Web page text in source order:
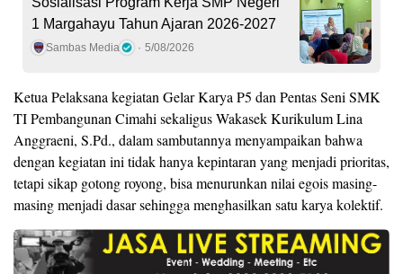
1 Margahayu Tahun Ajaran 2026-2027
Sambas Media 5/08/2026
Ketua Pelaksana kegiatan Gelar Karya P5 dan Pentas Seni SMK
TI Pembangunan Cimahi sekaligus Wakasek Kurikulum Lina
Anggraeni, S.Pd., dalam sambutannya menyampaikan bahwa
dengan kegiatan ini tidak hanya kepintaran yang menjadi prioritas,
tetapi sikap gotong royong, bisa menurunkan nilai egois masing-
masing menjadi dasar sehingga menghasilkan satu karya kolektif.